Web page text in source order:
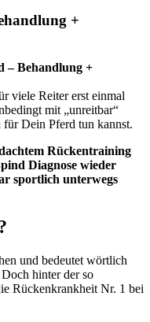
+
– Behandlung +
viele Reiter erst einmal
mit „unreitbar“
Dein Pferd tun kannst.
Rückentraining
Diagnose wieder
sportlich unterwegs
und bedeutet wörtlich
hinter der so
Rückenkrankheit Nr. 1 bei